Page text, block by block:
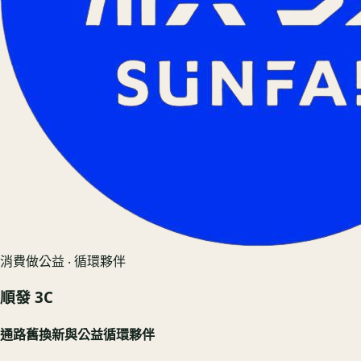
消費做公益 ‧ 循環夥伴
順發 3C
通路舊換新與公益循環夥伴